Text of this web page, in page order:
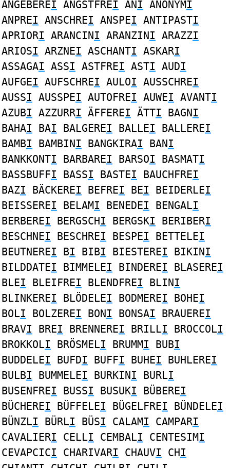
ANGEBEREI ANGSTFREI ANI ANONYMI
ANPREI ANSCHREI ANSPEI ANTIPASTI
APRIORI ARANCINI ARANZINI ARAZZI
ARIOSI ARZNEI ASCHANTI ASKARI
ASSAGAI ASSI ASTFREI ASTI AUDI
AUFGEI AUFSCHREI AULOI AUSSCHREI
AUSSI AUSSPEI AUTOFREI AUWEI AVANTI
AZUBI AZZURRI ÄFFEREI ÄTTI BAGNI
BAHAI BAI BALGEREI BALLEI BALLEREI
BAMBI BAMBINI BANGKIRAI BANI
BANKKONTI BARBAREI BARSOI BASMATI
BASSBUFFI BASSI BASTEI BAUCHFREI
BAZI BÄCKEREI BEFREI BEI BEIDERLEI
BEISSEREI BELAMI BENEDEI BENGALI
BERBEREI BERGSCHI BERGSKI BERIBERI
BESCHNEI BESCHREI BESPEI BETTELEI
BEUTNEREI BI BIBI BIESTEREI BIKINI
BILDDATEI BIMMELEI BINDEREI BLASEREI
BLEI BLEIFREI BLENDFREI BLINI
BLINKEREI BLÖDELEI BODMEREI BOHEI
BOLI BOLZEREI BONI BONSAI BRAUEREI
BRAVI BREI BRENNEREI BRILLI BROCCOLI
BROKKOLI BRÖSMELI BRUMMI BUBI
BUDDELEI BUFDI BUFFI BUHEI BUHLEREI
BULBI BUMMELEI BURKINI BURLI
BUSENFREI BUSSI BUSUKI BÜBEREI
BÜCHEREI BÜFFELEI BÜGELFREI BÜNDELEI
BÜNZLI BÜRLI BÜSI CALAMI CAMPARI
CAVALIERI CELLI CEMBALI CENTESIMI
CEVAPCICI CHARIVARI CHAUVI CHI